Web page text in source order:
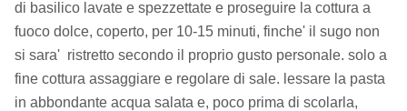
di basilico lavate e spezzettate e proseguire la cottura a
fuoco dolce, coperto, per 10-15 minuti, finche' il sugo non
si sara' ristretto secondo il proprio gusto personale. solo a
fine cottura assaggiare e regolare di sale. lessare la pasta
in abbondante acqua salata e, poco prima di scolarla,